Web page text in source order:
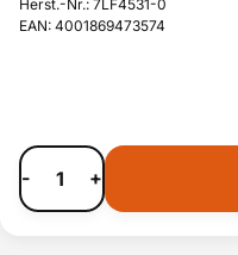
Herst.-Nr.: 7LF4531-0
EAN: 4001869473574
- +